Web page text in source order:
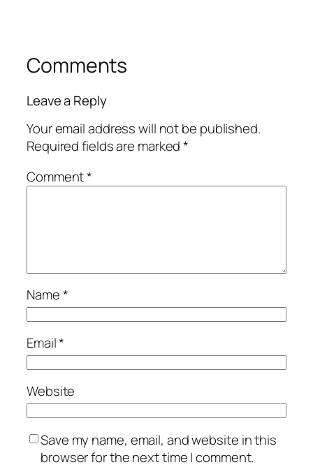
Comments
Leave a Reply
Your email address will not be published.
Required fields are marked*
Comment*
Name*
Email*
Website
Save my name, email, and website in this
browser for the next time I comment.